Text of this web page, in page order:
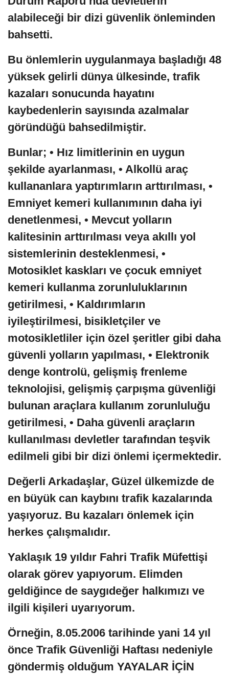
alabileceği bir dizi güvenlik önleminden
bahsetti.
Bu önlemlerin uygulanmaya başladığı 48
yüksek gelirli dünya ülkesinde, trafik
kazaları sonucunda hayatını
kaybedenlerin sayısında azalmalar
göründüğü bahsedilmiştir.
Bunlar; • Hız limitlerinin en uygun
şekilde ayarlanması, • Alkollü araç
kullananlara yaptırımların arttırılması, •
Emniyet kemeri kullanımının daha iyi
denetlenmesi, • Mevcut yolların
kalitesinin arttırılması veya akıllı yol
sistemlerinin desteklenmesi, •
Motosiklet kaskları ve çocuk emniyet
kemeri kullanma zorunluluklarının
getirilmesi, • Kaldırımların
iyileştirilmesi, bisikletçiler ve
motosikletliler için özel şeritler gibi daha
güvenli yolların yapılması, • Elektronik
denge kontrolü, gelişmiş frenleme
teknolojisi, gelişmiş çarpışma güvenliği
bulunan araçlara kullanım zorunluluğu
getirilmesi, • Daha güvenli araçların
kullanılması devletler tarafından teşvik
edilmeli gibi bir dizi önlemi içermektedir.
Değerli Arkadaşlar, Güzel ülkemizde de
en büyük can kaybını trafik kazalarında
yaşıyoruz. Bu kazaları önlemek için
herkes çalışmalıdır.
Yaklaşık 19 yıldır Fahri Trafik Müfettişi
olarak görev yapıyorum. Elimden
geldiğince de saygıdeğer halkımızı ve
ilgili kişileri uyarıyorum.
Örneğin, 8.05.2006 tarihinde yani 14 yıl
önce Trafik Güvenliği Haftası nedeniyle
göndermiş olduğum YAYALAR İÇİN